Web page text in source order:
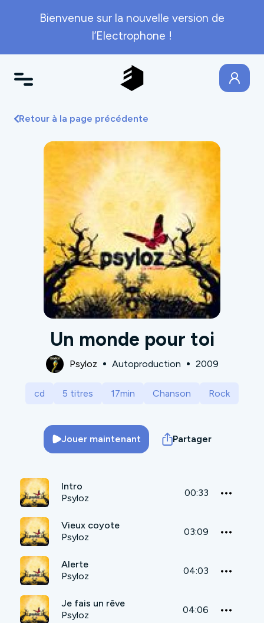
Bienvenue sur la nouvelle version de
l’Electrophone !
Retour à la page précédente
Un monde pour toi
Psyloz Autoproduction 2009
cd 5 titres 17min Chanson Rock
Jouer maintenant Partager
Intro
Psyloz
00:33
Vieux coyote
Psyloz
03:09
Alerte
Psyloz
04:03
Je fais un rêve
Psyloz
04:06